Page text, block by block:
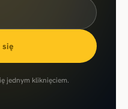
jednym kliknięciem.